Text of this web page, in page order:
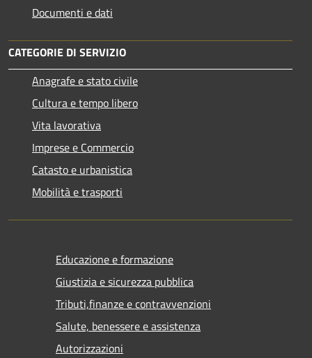
Documenti e dati
CATEGORIE DI SERVIZIO
Anagrafe e stato civile
Cultura e tempo libero
Vita lavorativa
Imprese e Commercio
Catasto e urbanistica
Mobilità e trasporti
Educazione e formazione
Giustizia e sicurezza pubblica
Tributi,finanze e contravvenzioni
Salute, benessere e assistenza
Autorizzazioni